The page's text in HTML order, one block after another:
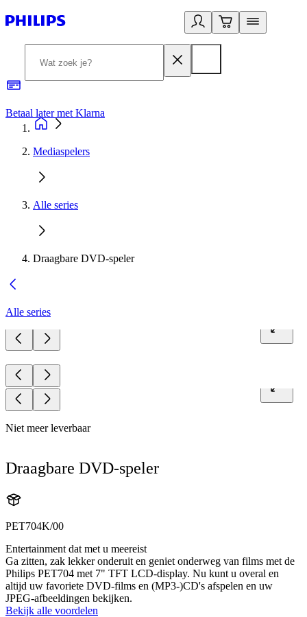
Betaal later met Klarna
Mediaspelers
Alle series
Draagbare DVD-speler
Alle series
Niet meer leverbaar
Draagbare DVD-speler
PET704K/00
Entertainment dat met u meereist
Ga zitten, zak lekker onderuit en geniet onderweg van films met de
Philips PET704 met 7" TFT LCD-display. Nu kunt u overal en
altijd uw favoriete DVD-films en (MP3-)CD's afspelen en uw
JPEG-afbeeldingen bekijken.
Bekijk alle voordelen